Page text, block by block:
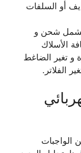
أو السلفات
تشمل شحن و
الأسلاك
و تغير الضاغط
الفلاتر.
الواجبات